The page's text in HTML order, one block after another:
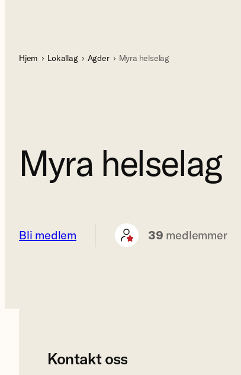
Hjem Lokallag Agder Myra helselag
Myra helselag
Bli medlem 39 medlemmer
Kontakt oss